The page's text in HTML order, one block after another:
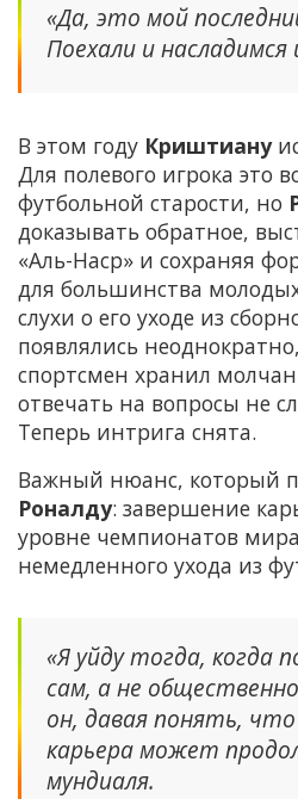
«Да, это мой
Поехали и насладимся
В этом году Криштиану
Для полевого игрока это
футбольной старости, но
доказывать обратное,
«Аль-Наср» и сохраняя
для большинства
слухи о его уходе из
появлялись
спортсмен хранил
отвечать на вопросы не
Теперь интрига снята.
Важный нюанс, который
Роналду: завершение
уровне чемпионатов
немедленного ухода из
«Я уйду тогда, когда
сам, а не
он, давая понять, что
карьера может
мундиаля.